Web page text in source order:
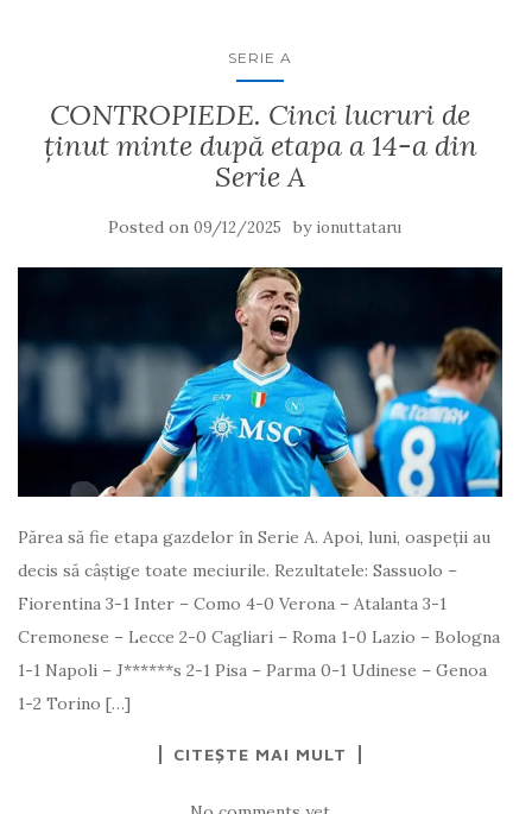
SERIE A
CONTROPIEDE. Cinci lucruri de
ținut minte după etapa a 14-a din
Serie A
Posted on 09/12/2025 by ionuttataru
Părea să fie etapa gazdelor în Serie A. Apoi, luni, oaspeții au
decis să câștige toate meciurile. Rezultatele: Sassuolo –
Fiorentina 3-1 Inter – Como 4-0 Verona – Atalanta 3-1
Cremonese – Lecce 2-0 Cagliari – Roma 1-0 Lazio – Bologna
1-1 Napoli – J******s 2-1 Pisa – Parma 0-1 Udinese – Genoa
1-2 Torino […]
CITEȘTE MAI MULT